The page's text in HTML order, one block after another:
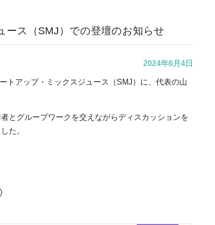
ス（SMJ）での登壇のお知らせ
2024年6月4日
トアップ・ミックスジュース（SMJ）に、代表の山
とグループワークを交えながらディスカッションを
た。